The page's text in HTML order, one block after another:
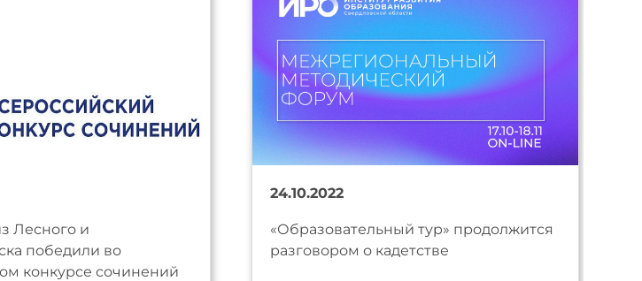
Лесного и
победили во
конкурсе сочинений
24.10.2022
«Образовательный тур» продолжится
разговором о кадетстве